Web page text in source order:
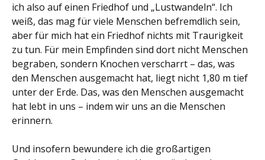
ich also auf einen Friedhof und „Lustwandeln“. Ich
weiß, das mag für viele Menschen befremdlich sein,
aber für mich hat ein Friedhof nichts mit Traurigkeit
zu tun. Für mein Empfinden sind dort nicht Menschen
begraben, sondern Knochen verscharrt – das, was
den Menschen ausgemacht hat, liegt nicht 1,80 m tief
unter der Erde. Das, was den Menschen ausgemacht
hat lebt in uns – indem wir uns an die Menschen
erinnern.
Und insofern bewundere ich die großartigen